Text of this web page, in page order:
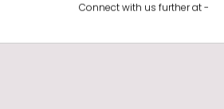
Connect with us further at -